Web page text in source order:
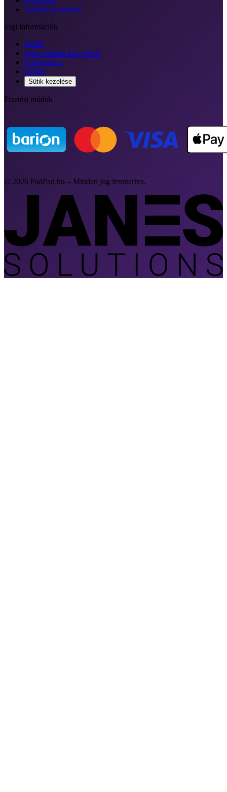
Szállítás és fizetés
Jogi információk
ÁSZF
Adatvédelmi irányelvek
Impresszum
Elállás
Sütik kezelése
Fizetési módok
© 2026 PadPad.hu – Minden jog fenntartva.